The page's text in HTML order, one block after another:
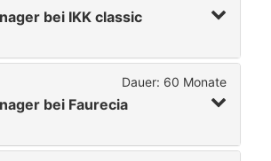
bei IKK classic
Dauer: 60 Monate
bei Faurecia